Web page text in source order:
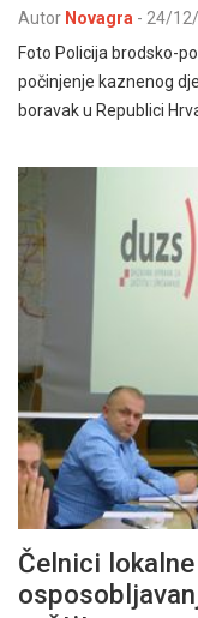
Autor Novagra - 24/
Foto Policija brodsko-
počinjenje kaznenog
boravak u Republici
Čelnici